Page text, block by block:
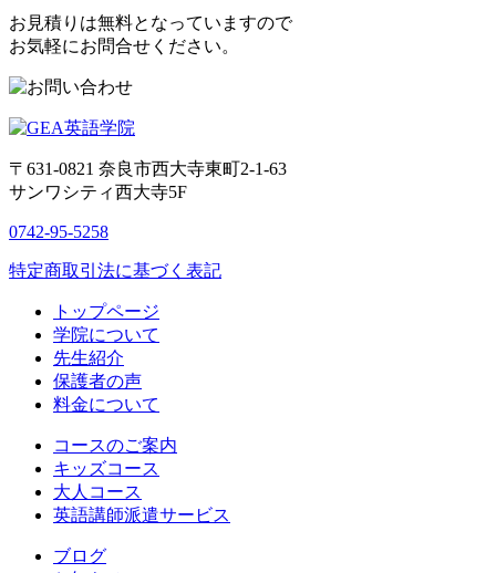
お見積りは無料となっていますので
お気軽にお問合せください。
〒631-0821 奈良市西大寺東町2-1-63
サンワシティ西大寺5F
0742-95-5258
特定商取引法に基づく表記
トップページ
学院について
先生紹介
保護者の声
料金について
コースのご案内
キッズコース
大人コース
英語講師派遣サービス
ブログ